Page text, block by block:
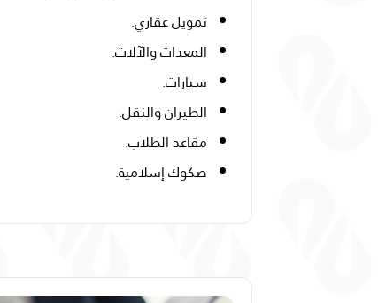
تمويل عقاري.
المعدات والآلات.
سيارات.
الطيران والنقل.
مقاعد الطلاب.
صكوك إسلامية.